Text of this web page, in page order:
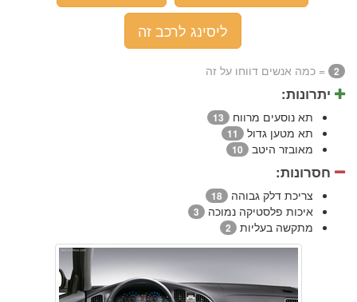
ליסינג לרכב זה
2 = כמה אנשים דווחו על זה
יתרונות:
תא נוסעים מרווח 13
תא מטען גדול 11
מאובזר היטב 10
חסרונות:
צריכת דלק גבוהה 18
איכות פלסטיקה נמוכה 3
מתקשה בעליות 2